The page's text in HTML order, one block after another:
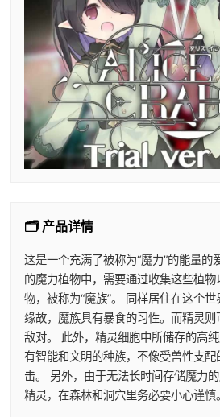
🗂️ 产品详情
这是一个充满了被称为“魔力”的能量
的魔力植物中，需要通过收集这些植
物，被称为“魔族”。 同样居住在这个
缘故，魔族具有暴食的习性。而精灵
敌对。 此外，精灵细胞中所储存的高
有智能和文明的种族，不像受兽性支
击。 另外，由于无法长时间存储魔力
精灵，在森林和洞穴里务必要小心谨慎。